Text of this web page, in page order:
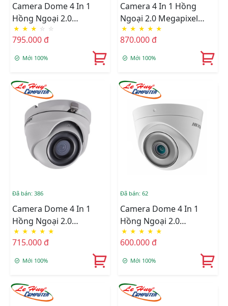
Camera Dome 4 In 1
Hồng Ngoại 2.0
Megapixel HIKVISION
DS-2CE78D3T-IT3F
★ ★ ★ ☆ ☆
795.000 đ
Mới 100%
Camera 4 In 1 Hồng
Ngoại 2.0 Megapixel
HIKVISION DS-
2CE16D3T-IT3F
★ ★ ★ ★ ★
870.000 đ
Mới 100%
Đã bán: 386
Camera Dome 4 In 1
Hồng Ngoại 2.0
Megapixel HIKVISION
DS-2CE76D3T-ITMF
★ ★ ★ ★ ★
715.000 đ
Mới 100%
Đã bán: 62
Camera Dome 4 In 1
Hồng Ngoại 2.0
Megapixel HIKVISION
DS-2CE76D3T-ITPF
★ ★ ★ ★ ★
600.000 đ
Mới 100%